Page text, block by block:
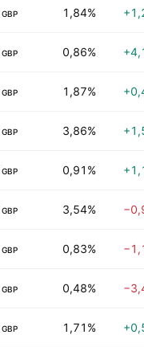
GBP 1,84%
GBP 0,86%
GBP 1,87%
GBP 3,86%
GBP 0,91%
GBP 3,54%
GBP 0,83%
GBP 0,48%
GBP 1,71%